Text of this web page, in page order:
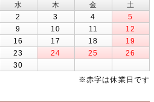
水 木 金
土
2 3 4
5
9 10 11
12
16 17 18
19
23 24 25
26
30
※赤字は休業日です